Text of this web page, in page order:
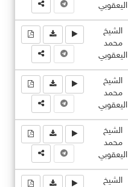
اليعقوبي
الشيخ
محمد
اليعقوبي
الشيخ
محمد
اليعقوبي
الشيخ
محمد
اليعقوبي
الشيخ